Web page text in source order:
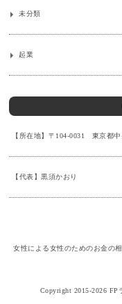
未分類
起業
【所在地】〒104-0031 東京都
【代表】黒須かおり
女性による女性のためのお金の
Copyright 2015-2026 FP